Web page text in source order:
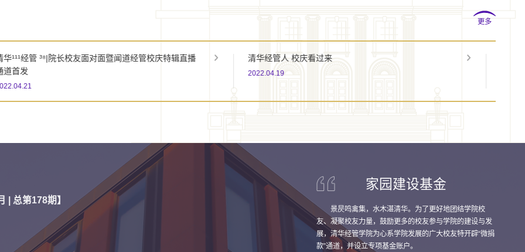
更多
清华经管人 校庆看过来
2022.04.19
清华¹¹º经管³⁷ | 经管人的校庆终极指南来啦！
2021.04.23
| 总第177期
家园建设基金
景昃鸣禽集，水木湛清华。为了更好地团结学院校
友、凝聚校友力量，鼓励更多的校友参与学院的建设与发
展，清华经管学院为心系学院发展的广大校友特开辟“微捐
款”通道，并设立专项基金账户。